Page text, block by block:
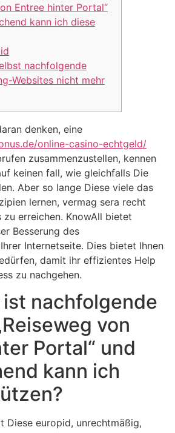
Entree hinter Portal“
kann ich diese
nachfolgende
Websites nicht mehr
denken, eine
online-casino-echtgeld/
zusammenzustellen, kennen
keinen fall, wie gleichfalls Die
Aber so lange Diese viele das
lernen, vermag sera recht
erreichen. KnowAll bietet
Besserung des
Internetseite. Dies bietet Ihnen
damit ihr effizientes Help
zu nachgehen.
nachfolgende
von
Portal“ und
kann ich
Diese europid, unrechtmäßig,